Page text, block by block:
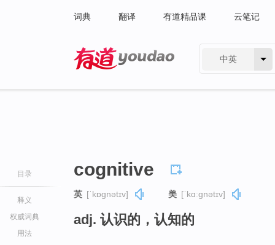
词典 翻译 有道精品课 云笔记
中英
目录
释义
权威词典
用法
cognitive
英 [ˈkɒɡnətɪv] 美 [ˈkɑːɡnətɪv]
adj. 认识的，认知的